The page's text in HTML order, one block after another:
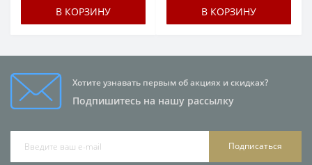
В КОРЗИНУ В КОРЗИНУ
Хотите узнавать первым об акциях и скидках?
Подпишитесь на нашу рассылку
Подписаться